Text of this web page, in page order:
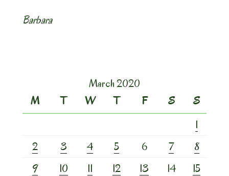
Barbara
March 2020
M
T W T F S
S
1
2
3 4 5 6 7
8
9
10 11 12 13 14
15